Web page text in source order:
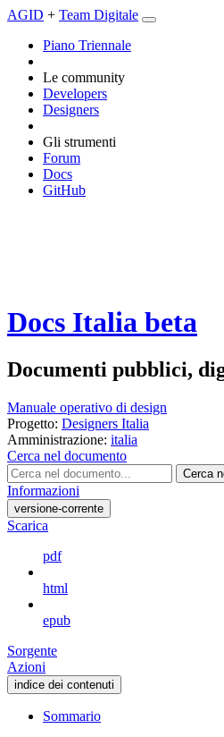
AGID + Team Digitale
Piano Triennale
Le community
Developers
Designers
Gli strumenti
Forum
Docs
GitHub
Docs Italia beta
Documenti pubblici,
Manuale operativo di design
Progetto: Designers Italia
Amministrazione: italia
Cerca nel documento
Cerca
Informazioni
versione-corrente
Scarica
pdf
html
epub
Sorgente
Azioni
indice dei contenuti
Sommario